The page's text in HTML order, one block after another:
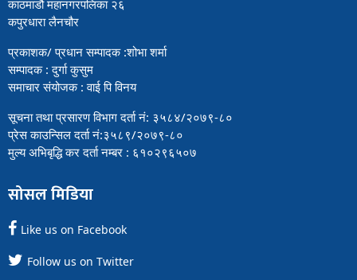
काठमाडौ महानगरपलिका २६
कपुरधारा लैनचौर
प्रकाशक/ प्रधान सम्पादक :शोभा शर्मा
सम्पादक : दुर्गा कुसुम
समाचार संयोजक : वाई पि विनय
सूचना तथा प्रसारण विभाग दर्ता नं: ३५८४/२०७९-८०
प्रेस काउन्सिल दर्ता नं:३५८९/२०७९-८०
मुल्य अभिबृद्धि कर दर्ता नम्बर : ६१०२९६५०७
सोसल मिडिया
Like us on Facebook
Follow us on Twitter